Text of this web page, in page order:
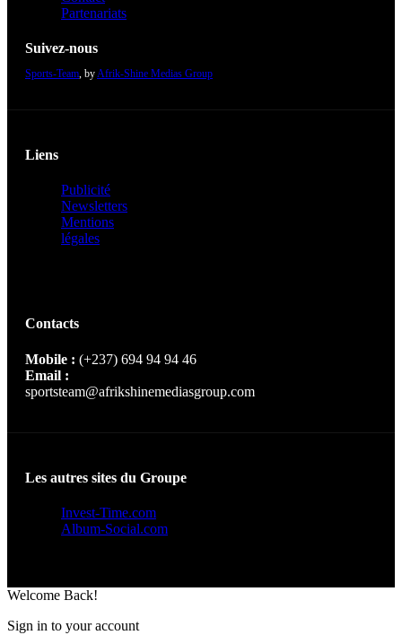
Partenariats
Suivez-nous
Sports-Team , by Afrik-Shine Medias Group
Liens
Publicité
Newsletters
Mentions
légales
Contacts
Mobile : (+237) 694 94 94 46
Email :
sportsteam@afrikshinemediasgroup.com
Les autres sites du Groupe
Invest-Time.com
Album-Social.com
Welcome Back!
Sign in to your account